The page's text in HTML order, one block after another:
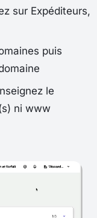
sur Expéditeurs,
puis
le
ni www